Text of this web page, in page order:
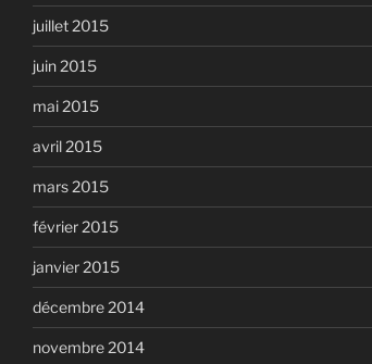
juillet 2015
juin 2015
mai 2015
avril 2015
mars 2015
février 2015
janvier 2015
décembre 2014
novembre 2014